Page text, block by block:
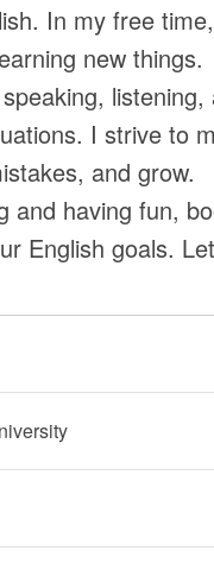
In my free
new things.
I strive to
and grow.
and having fun,
English goals.